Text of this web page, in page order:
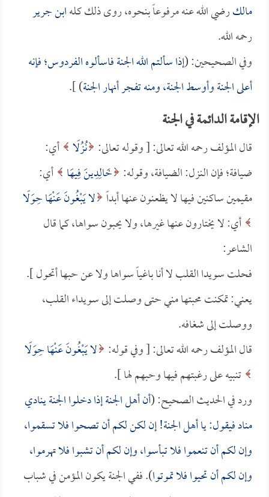
مالكرضي الله عنه مرفوعاً بنحوه، روى ذلك كلهابن جرير
رحمه الله.
وفي الصحيحين: (إذا سألتم الله الجنة فاسألوه الفردوس؛ فإنه
أعلى الجنة وأوسط الجنة، ومنه تفجر أنهار الجنة) ].
الإقامة الدائمة في الجنة
قال المؤلف رحمه الله تعالى: [ وقوله تعالى: نُزُلًا أي:
ضيافة؛ فإن النزل: الضيافة، وقوله: خَالِدِينَ فِيهَا أي:
مقيمين ساكنين فيها لا يظعنون عنها أبداً لا يَبْغُونَ عَنْهَا حِوَلًا
أي: لا يختارون عنها غيرها، ولا يحبون سواها، كما قال
الشاعر:
فحلت سويدا القلب لا أنا باغياً سواها ولا عن حبها أتحول ].
يعني: تمكنت محبتها مني حتى وصلت إلى سويداء القلب،
ووصلت إلى شغافه.
قال المؤلف رحمه الله تعالى: [ وفي قوله: لا يَبْغُونَ عَنْهَا حِوَلًا
تنبيه على رغبتهم فيها وحبهم لها ].
ورد في الحديث الصحيح: (أن أهل الجنة إذا دخلوا الجنة ينادي
مناد فيقول: يا أهل الجنة! إن لكن لكم أن تصحوا فلا تسقموا،
وإن لكم أن تنعموا فلا تبأسوا، وإن لكم أن تشبوا فلا تهرموا،
وإن لكم أن تحيوا فلا تموتوا). ففي الجنة يكون المؤمن في شباب